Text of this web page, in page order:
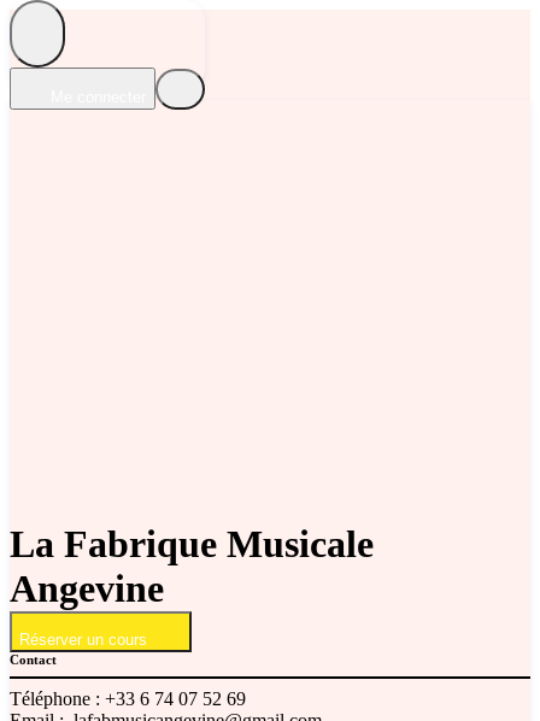
La Fabrique Musicale
Angevine
Réserver un cours
Contact
Téléphone : +33 6 74 07 52 69